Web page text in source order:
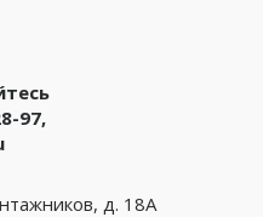
97,
д. 18А